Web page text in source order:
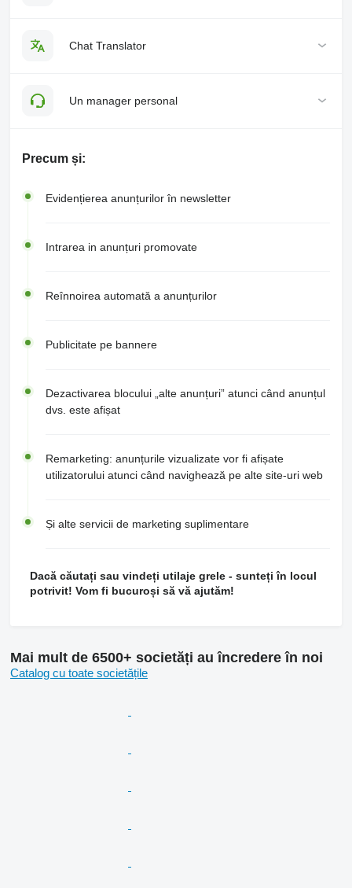
Chat Translator
Un manager personal
Precum și:
Evidențierea anunțurilor în newsletter
Intrarea in anunțuri promovate
Reînnoirea automată a anunțurilor
Publicitate pe bannere
Dezactivarea blocului „alte anunțuri” atunci când anunțul
dvs. este afișat
Remarketing: anunțurile vizualizate vor fi afișate
utilizatorului atunci când navighează pe alte site-uri web
Și alte servicii de marketing suplimentare
Dacă căutați sau vindeți utilaje grele - sunteți în locul
potrivit! Vom fi bucuroși să vă ajutăm!
Mai mult de 6500+ societăți au încredere în noi
Catalog cu toate societățile